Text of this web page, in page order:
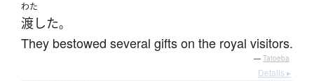
わた
渡した。
They bestowed several gifts on the royal visitors.
— Tatoeba
Details ▸